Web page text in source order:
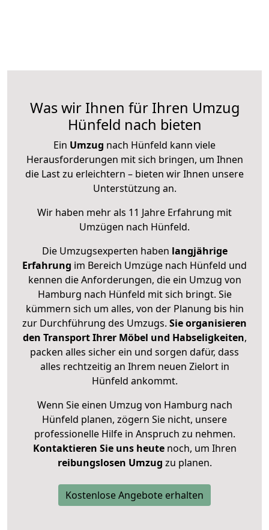
Was wir Ihnen für Ihren Umzug
Hünfeld nach bieten
Ein Umzug nach Hünfeld kann viele
Herausforderungen mit sich bringen, um Ihnen
die Last zu erleichtern – bieten wir Ihnen unsere
Unterstützung an.
Wir haben mehr als 11 Jahre Erfahrung mit
Umzügen nach Hünfeld.
Die Umzugsexperten haben langjährige
Erfahrung im Bereich Umzüge nach Hünfeld und
kennen die Anforderungen, die ein Umzug von
Hamburg nach Hünfeld mit sich bringt. Sie
kümmern sich um alles, von der Planung bis hin
zur Durchführung des Umzugs. Sie organisieren
den Transport Ihrer Möbel und Habseligkeiten,
packen alles sicher ein und sorgen dafür, dass
alles rechtzeitig an Ihrem neuen Zielort in
Hünfeld ankommt.
Wenn Sie einen Umzug von Hamburg nach
Hünfeld planen, zögern Sie nicht, unsere
professionelle Hilfe in Anspruch zu nehmen.
Kontaktieren Sie uns heutenoch, um Ihren
reibungslosen Umzug zu planen.
Kostenlose Angebote erhalten